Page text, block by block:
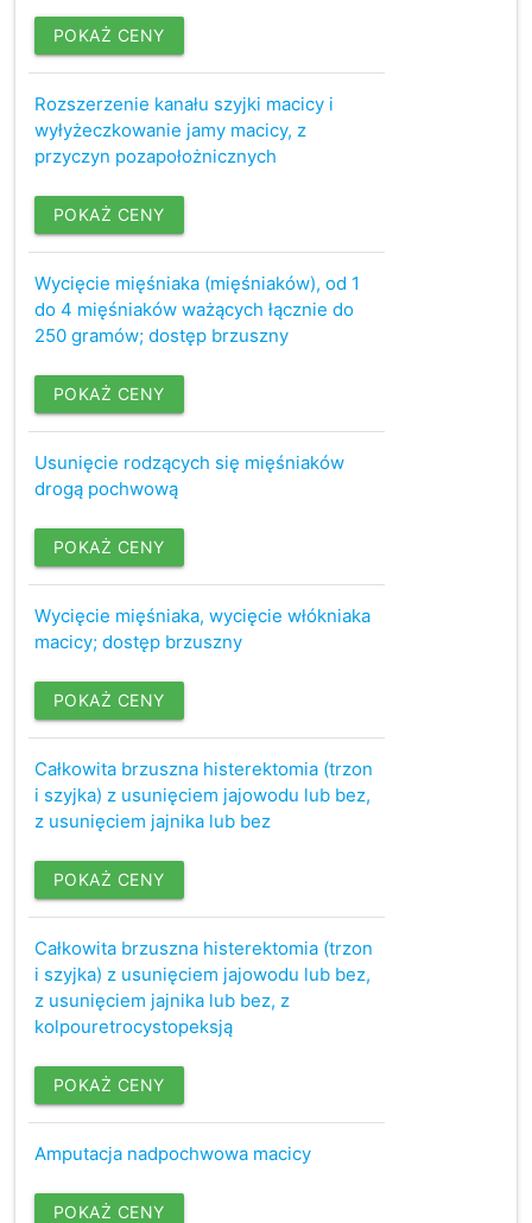
POKAŻ CENY
Rozszerzenie kanału szyjki macicy i
wyłyżeczkowanie jamy macicy, z
przyczyn pozapołożnicznych
POKAŻ CENY
Wycięcie mięśniaka (mięśniaków), od 1
do 4 mięśniaków ważących łącznie do
250 gramów; dostęp brzuszny
POKAŻ CENY
Usunięcie rodzących się mięśniaków
drogą pochwową
POKAŻ CENY
Wycięcie mięśniaka, wycięcie włókniaka
macicy; dostęp brzuszny
POKAŻ CENY
Całkowita brzuszna histerektomia (trzon
i szyjka) z usunięciem jajowodu lub bez,
z usunięciem jajnika lub bez
POKAŻ CENY
Całkowita brzuszna histerektomia (trzon
i szyjka) z usunięciem jajowodu lub bez,
z usunięciem jajnika lub bez, z
kolpouretrocystopeksją
POKAŻ CENY
Amputacja nadpochwowa macicy
POKAŻ CENY